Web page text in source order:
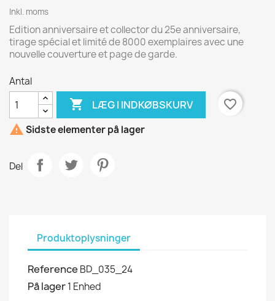
Inkl. moms
Edition anniversaire et collector du 25e anniversaire,
tirage spécial et limité de 8000 exemplaires avec une
nouvelle couverture et page de garde.
Antal
 LÆG I INDKØBSKURV
favorite_border
 Sidste elementer på lager
Del
Produktoplysninger
Reference BD_035_24
På lager1 Enhed